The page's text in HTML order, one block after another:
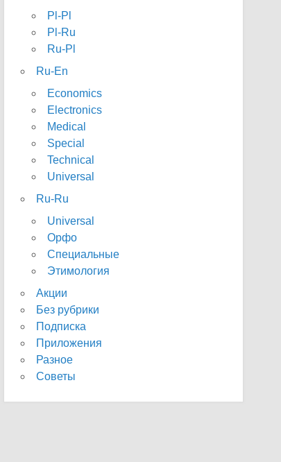
Pl-Pl
Pl-Ru
Ru-Pl
Ru-En
Economics
Electronics
Medical
Special
Technical
Universal
Ru-Ru
Universal
Орфо
Специальные
Этимология
Акции
Без рубрики
Подписка
Приложения
Разное
Советы